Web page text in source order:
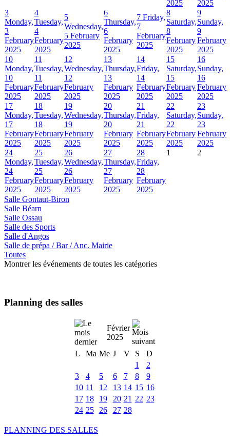
2025
2025
3
Monday,
3
February
2025
4
Tuesday,
4
February
2025
5
Wednesday,
5 February
2025
6
Thursday,
6
February
2025
7 Friday,
7
February
2025
8
Saturday,
8
February
2025
9
Sunday,
9
February
2025
10
Monday,
10
February
2025
11
Tuesday,
11
February
2025
12
Wednesday,
12
February
2025
13
Thursday,
13
February
2025
14
Friday,
14
February
2025
15
Saturday,
15
February
2025
16
Sunday,
16
February
2025
17
Monday,
17
February
2025
18
Tuesday,
18
February
2025
19
Wednesday,
19
February
2025
20
Thursday,
20
February
2025
21
Friday,
21
February
2025
22
Saturday,
22
February
2025
23
Sunday,
23
February
2025
24
Monday,
24
February
2025
25
Tuesday,
25
February
2025
26
Wednesday,
26
February
2025
27
Thursday,
27
February
2025
28
Friday,
28
February
2025
1 2
Salle Gontaut-Biron
Salle Béarn
Salle Ossau
Salle des Sports
Salle d'Angos
Salle de prépa / Bar / Anc. Mairie
Toutes
Montrer les événements de toutes les catégories
Planning des salles
Février
2025
L
Ma Me J V S
D
1
2
3
4 5 6 7 8
9
10 11 12 13 14 15 16
17 18 19 20 21 22 23
24 25 26 27 28
PLANNING DES SALLES